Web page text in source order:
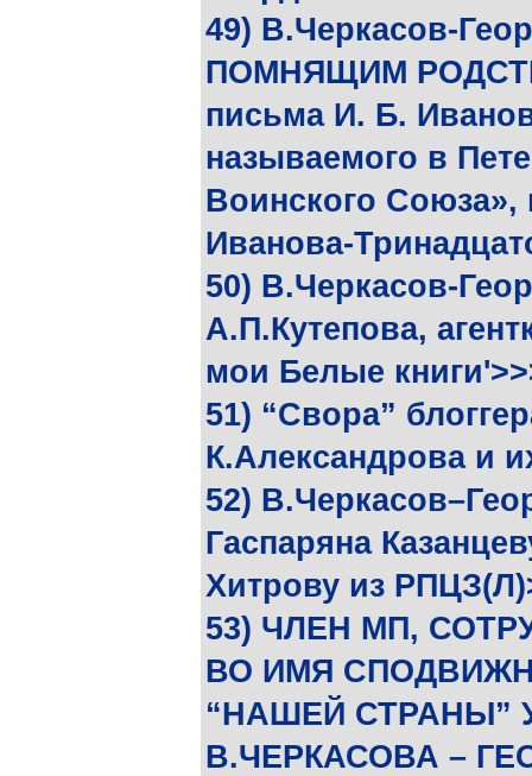
49) В.Черкасов-
ПОМНЯЩИМ
письма И. Б.
называемого в
Воинского Союза»,
Иванова-
50) В.Черкасов-
А.П.Кутепова,
мои Белые
51) “Свора”
К.Александрова и
52)
Гаспаряна
Хитрову из
53) ЧЛЕН МП,
ВО ИМЯ
“НАШЕЙ СТРАНЫ”
В.ЧЕРКАСОВА –